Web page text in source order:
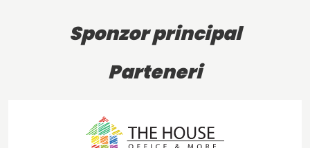
Sponzor principal
Parteneri